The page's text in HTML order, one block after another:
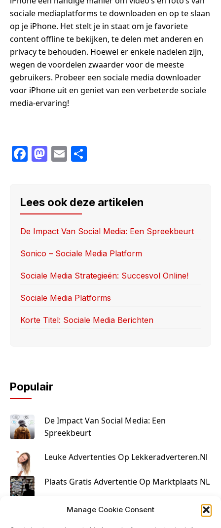
Manage Cookie Consent
sociale mediaplatforms te downloaden en op te slaan
op je iPhone. Het stelt je in staat om je favoriete
content offline te bekijken, te delen met anderen en
privacy te behouden. Hoewel er enkele nadelen zijn,
wegen de voordelen zwaarder voor de meeste
gebruikers. Probeer een sociale media downloader
voor iPhone uit en geniet van een verbeterde sociale
media-ervaring!
F
e
b
o
o
M
o
d
o
n
E
e
Lees ook deze artikelen
De Impact Van Social Media: Een Spreekbeurt
Sonico – Sociale Media Platform
Sociale Media Strategieën: Succesvol Online!
Sociale Media Platforms
Korte Titel: Sociale Media Berichten
Populair
De Impact Van Social Media: Een
Spreekbeurt
Leuke Advertenties Op Lekkeradverteren.nl
Plaats Gratis Advertentie Op Marktplaats NL
Kruisbestuiving Voor Succesvolle Marketing